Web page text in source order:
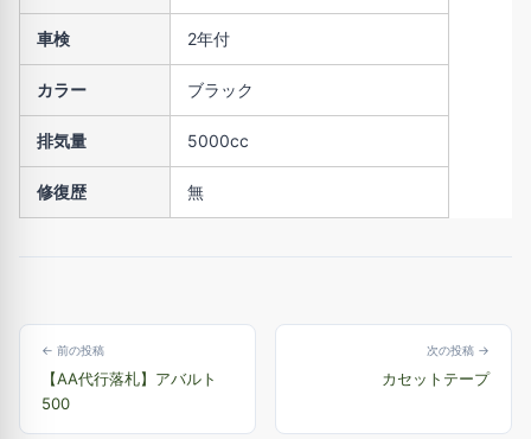
車検 2年付
カラー ブラック
排気量 5000cc
修復歴 無
← 前の投稿
【AA代行落札】アバルト
500
次の投稿 →
カセットテープ